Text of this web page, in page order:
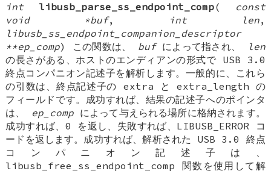
int
libusb_parse_ss_endpoint_comp(
const
void *buf, int len,
libusb_ss_endpoint_companion_descriptor
**ep_comp) この関数は、 bufによって指され、
len
の長さがある、ホストのエンディアンの形式で USB 3.0
終点コンパニオン記述子を解析します。一般的に、これら
の引数は、終点記述子の extra と extra_length の
フィールドです。成功すれば、結果の記述子へのポインタ
は、
ep_compによって与えられる場所に格納されます。
成功すれば、0 を返し、失敗すれば、LIBUSB_ERROR コ
ードを返します。成功すれば、解析された USB 3.0 終点
コンパニオン記述子は、
libusb_free_ss_endpoint_comp 関数を使用して解